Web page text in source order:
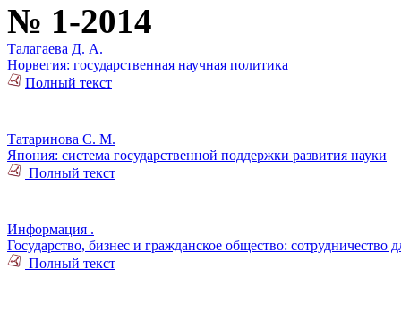
№ 1-2014
Талагаева Д. А.
Норвегия: государственная научная политика
Полный текст
Татаринова С. М.
Япония: система государственной поддержки развития науки
Полный текст
Информация .
Государство, бизнес и гражданское общество:
Полный текст